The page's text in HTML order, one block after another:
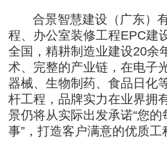
合景智慧建设（广东）
程、办公室装修工程EPC建
全国， 精耕制造业建设20余
术、完整的产业链，在电子
器械、生物制药、 食品 日化
杆工程，品牌实力在业界拥
景仍将从实际出发承诺“您
事”，打造客户满意的优质工